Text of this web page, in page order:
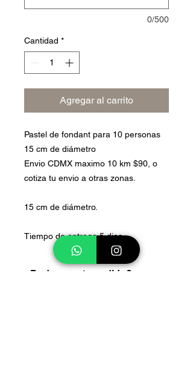
0/500
Cantidad *
Agregar al carrito
Pastel de fondant para 10 personas
15 cm de diámetro
Envio CDMX maximo 10 km $90, o
cotiza tu envio a otras zonas.
15 cm de diámetro.
Tiempo de entrega 5 dias.
¿Dudas con tu pedido?